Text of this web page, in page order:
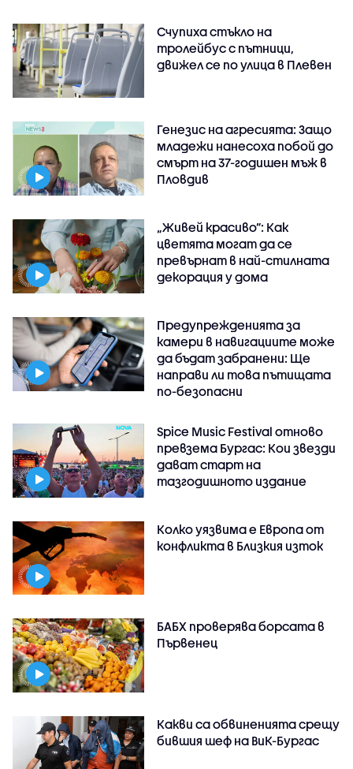
Счупиха стъкло на
тролейбус с пътници,
движел се по улица в Плевен
Генезис на агресията: Защо
младежи нанесоха побой до
смърт на 37-годишен мъж в
Пловдив
„Живей красиво”: Как
цветята могат да се
превърнат в най-стилната
декорация у дома
Предупрежденията за
камери в навигациите може
да бъдат забранени: Ще
направи ли това пътищата
по-безопасни
Spice Music Festival отново
превзема Бургас: Кои звезди
дават старт на
тазгодишното издание
Колко уязвима е Европа от
конфликта в Близкия изток
БАБХ проверява борсата в
Първенец
Какви са обвиненията срещу
бившия шеф на ВиК-Бургас